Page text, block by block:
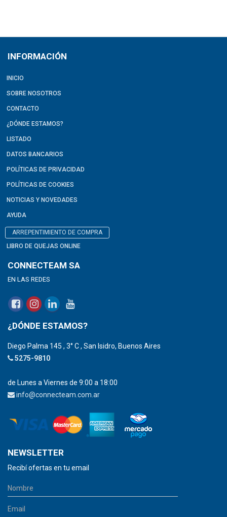
INFORMACIÓN
INICIO
SOBRE NOSOTROS
CONTACTO
¿DÓNDE ESTAMOS?
LISTADO
DATOS BANCARIOS
POLÍTICAS DE PRIVACIDAD
POLÍTICAS DE COOKIES
NOTICIAS Y NOVEDADES
AYUDA
ARREPENTIMIENTO DE COMPRA
LIBRO DE QUEJAS ONLINE
CONNECTEAM SA
EN LAS REDES
¿DÓNDE ESTAMOS?
Diego Palma 145 , 3° C , San Isidro, Buenos Aires
5275-9810
de Lunes a Viernes de 9:00 a 18:00
info@connecteam.com.ar
NEWSLETTER
Recibí ofertas en tu email